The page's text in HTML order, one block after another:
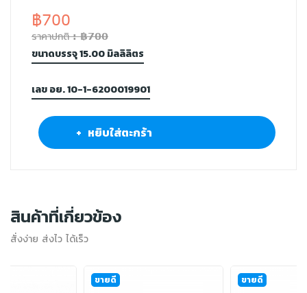
฿700
ราคาปกติ : ฿700
ขนาดบรรจุ 15.00 มิลลิลิตร
เลข อย. 10-1-6200019901
+ หยิบใส่ตะกร้า
สินค้าที่เกี่ยวข้อง
สั่งง่าย ส่งไว ได้เร็ว
ขายดี ขายดี